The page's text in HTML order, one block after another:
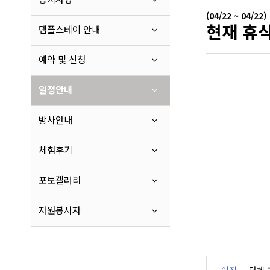
템플스테이 안내
예약 및 신청
일정안내
방사안내
체험후기
포토갤러리
자원봉사자
(04/22 ~ 04/22)
현재 휴